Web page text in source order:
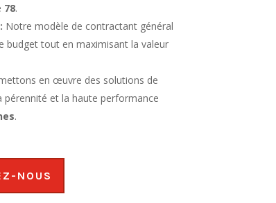
78.
Notre modèle de contractant général
budget tout en maximisant la valeur
en œuvre des solutions de
pérennité et la haute performance
.
NOUS